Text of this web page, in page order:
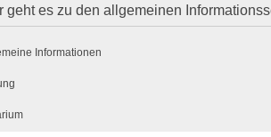
geht es zu den allgemeinen
Informationen